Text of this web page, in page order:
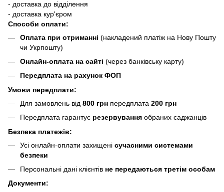
- доставка до відділення
- доставка кур'єром
Способи оплати:
Оплата при отриманні (накладений платіж на Нову Пошту
чи Укрпошту)
Онлайн-оплата на сайті (через банківську карту)
Передплата на рахунок ФОП
Умови передплати:
Для замовлень від 800 грн передплата 200 грн
Передплата гарантує резервування обраних саджанців
Безпека платежів:
Усі онлайн-оплати захищені сучасними системами
безпеки
Персональні дані клієнтів не передаються третім особам
Документи: